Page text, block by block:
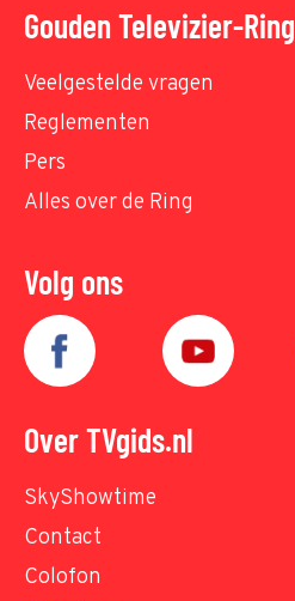
Gouden Televizier-Ring
Veelgestelde vragen
Reglementen
Pers
Alles over de Ring
Volg ons
Over TVgids.nl
SkyShowtime
Contact
Colofon